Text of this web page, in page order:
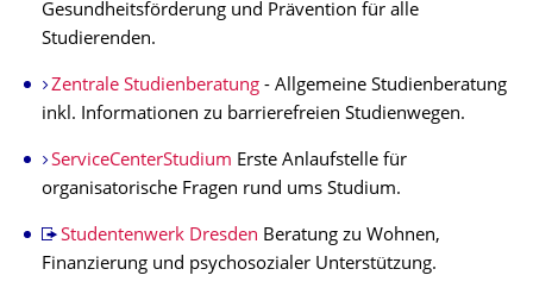
Gesundheitsförderung und Prävention für alle
Studierenden.
Zentrale Studienberatung- Allgemeine Studienberatung
inkl. Informationen zu barrierefreien Studienwegen.
ServiceCenterStudium Erste Anlaufstelle für
organisatorische Fragen rund ums Studium.
Studentenwerk Dresden Beratung zu Wohnen,
Finanzierung und psychosozialer Unterstützung.